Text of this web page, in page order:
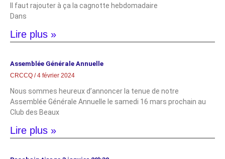
Il faut rajouter à ça la cagnotte hebdomadaire
Dans
Lire plus »
Assemblée Générale Annuelle
CRCCQ 4 février 2024
Nous sommes heureux d’annoncer la tenue de notre
Assemblée Générale Annuelle le samedi 16 mars prochain au
Club des Beaux
Lire plus »